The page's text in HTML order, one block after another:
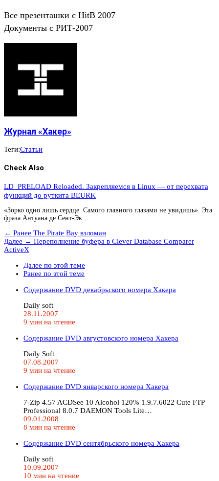
Все презенташки с HitB 2007
Документы с РИТ-2007
Журнал «Хакер»
Теги:Статьи
Check Also
LD_PRELOAD Reloaded. Закрепляемся в Linux — от перехвата
функций до руткита BEURK
«Зорко одно лишь сердце. Самого главного глазами не увидишь». Эта
фраза Антуана де Сент-Эк…
← Ранее The Pirate Bay взломан
Далее → Переполнение буфера в Clever Database Comparer
ActiveX
Далее по этой теме
Ранее по этой теме
Содержание DVD декабрьского номера Хакера
Daily soft
28.11.2007
9 мин на чтение
Содержание DVD августовского номера Хакера
Daily Soft
07.08.2007
9 мин на чтение
Содержание DVD январского номера Хакера
7-Zip 4.57 ACDSee 10 Alcohol 120% 1.9.7.6022 Cute FTP
Professional 8.0.7 DAEMON Tools Lite…
09.01.2008
8 мин на чтение
Содержание DVD сентябрьского номера Хакера
Daily soft
10.09.2007
10 мин на чтение